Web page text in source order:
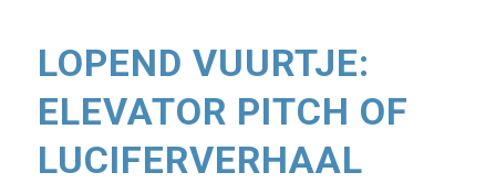
LOPEND VUURTJE:
ELEVATOR PITCH OF
LUCIFERVERHAAL